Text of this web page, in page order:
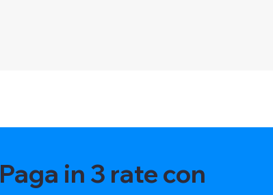
Paga in 3 rate con